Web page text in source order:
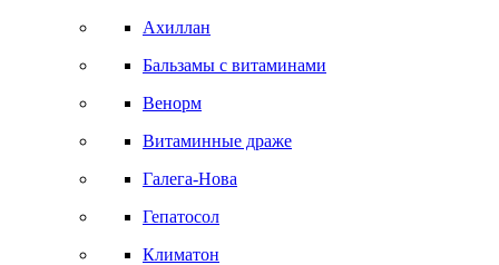
Ахиллан
Бальзамы с витаминами
Венорм
Витаминные драже
Галега-Нова
Гепатосол
Климатон